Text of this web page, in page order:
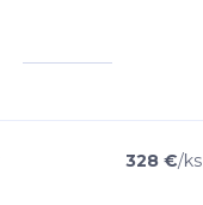
328 €/ks